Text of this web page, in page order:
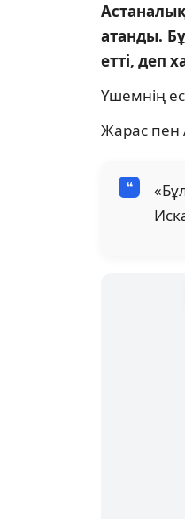
атанды.
етті, деп
Үшемнің
Жарас пен